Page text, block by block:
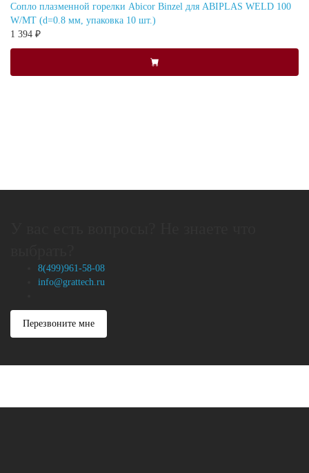
Сопло плазменной горелки Abicor Binzel для ABIPLAS WELD 100
W/MT (d=0.8 мм, упаковка 10 шт.)
1 394 ₽
8(499)961-58-08
info@grattech.ru
Перезвоните мне